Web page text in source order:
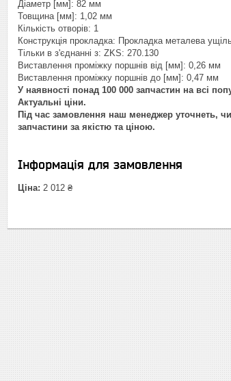
Діаметр [мм]: 82 мм
Товщина [мм]: 1,02 мм
Кількість отворів: 1
Конструкція прокладка: Прокладка металева
Тільки в з'єднанні з: ZKS: 270.130
Виставлення проміжку поршнів від [мм]: 0,26 мм
Виставлення проміжку поршнів до [мм]: 0,47 мм
У наявності понад 100 000 запчастин на всі
Актуальні ціни.
Під час замовлення наш менеджер уточнеть,
запчастини за якістю та ціною.
Інформація для замовлення
Ціна: 2 012 ₴